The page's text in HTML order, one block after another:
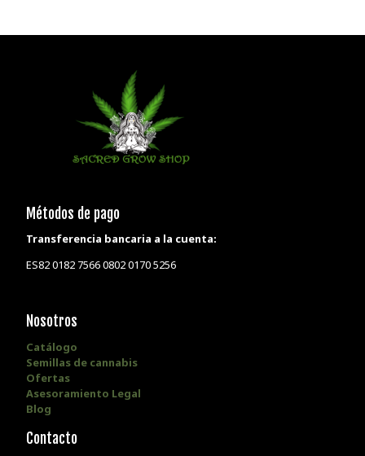
Métodos de pago
Transferencia bancaria a la cuenta:
ES82 0182 7566 0802 0170 5256
Nosotros
Catálogo
Semillas de cannabis
Ofertas
Asesoramiento Legal
Blog
Contacto